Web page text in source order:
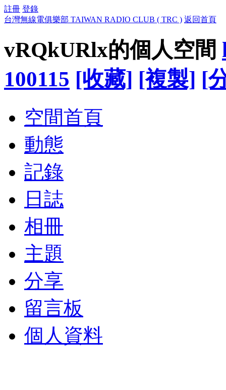
註冊 登錄
台灣無線電俱樂部 TAIWAN RADIO CLUB ( TRC ) 返回首頁
vRQkURlx的個人空間
100115 [收藏] [複製] [
空間首頁
動態
記錄
日誌
相冊
主題
分享
留言板
個人資料